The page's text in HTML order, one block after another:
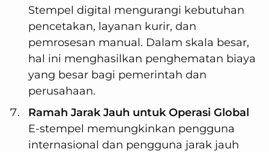
Stempel digital mengurangi kebutuhan
pencetakan, layanan kurir, dan
pemrosesan manual. Dalam skala besar,
hal ini menghasilkan penghematan biaya
yang besar bagi pemerintah dan
perusahaan.
Ramah Jarak Jauh untuk Operasi Global
E-stempel memungkinkan pengguna
internasional dan pengguna jarak jauh